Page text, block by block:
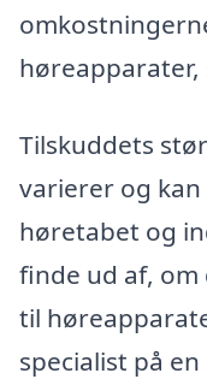
Tilskuddets
varierer og
høretabet og
finde ud af,
til
specialist på